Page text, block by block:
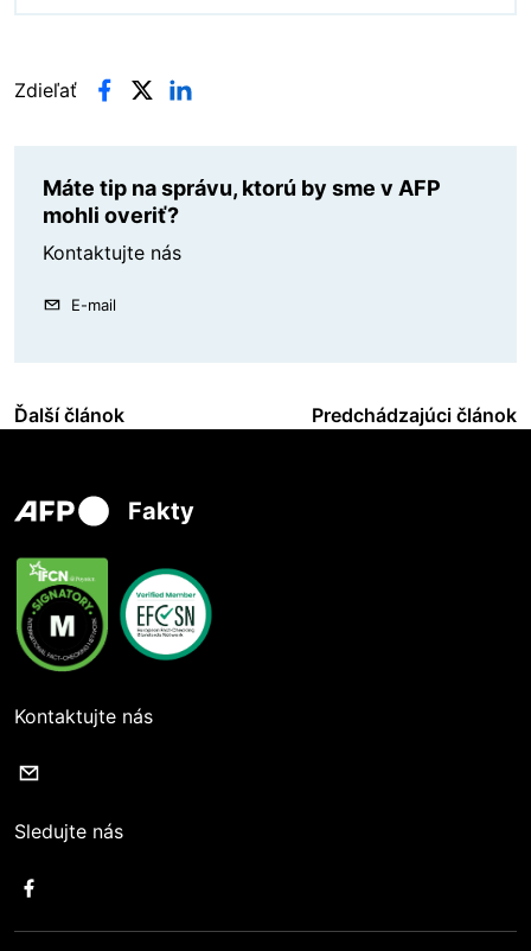
Zdieľať
Máte tip na správu, ktorú by sme v AFP
mohli overiť?
Kontaktujte nás
E-mail
Ďalší článok Predchádzajúci článok
Fakty
Kontaktujte nás
Sledujte nás